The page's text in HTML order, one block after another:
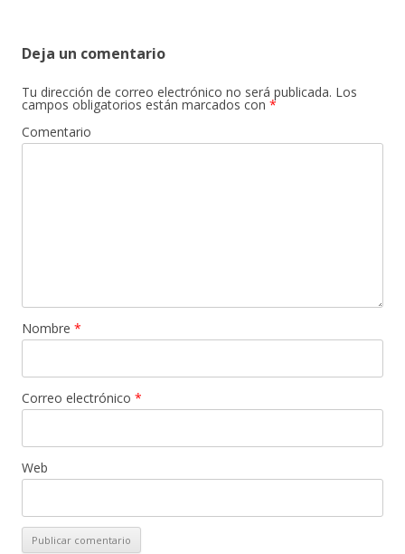
Deja un comentario
Tu dirección de correo electrónico no será publicada. Los
campos obligatorios están marcados con *
Comentario
Nombre *
Correo electrónico *
Web